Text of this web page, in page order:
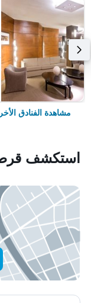
مشاهدة الفنادق
استكشف